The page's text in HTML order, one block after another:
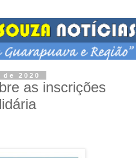
2020
as inscrições